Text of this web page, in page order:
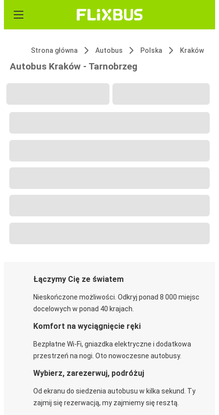
Strona główna Autobus Polska Kraków
Autobus Kraków - Tarnobrzeg
Łączymy Cię ze światem
Nieskończone możliwości. Odkryj ponad 8 000 miejsc
docelowych w ponad 40 krajach.
Komfort na wyciągnięcie ręki
Bezpłatne Wi-Fi, gniazdka elektryczne i dodatkowa
przestrzeń na nogi. Oto nowoczesne autobusy.
Wybierz, zarezerwuj, podróżuj
Od ekranu do siedzenia autobusu w kilka sekund. Ty
zajmij się rezerwacją, my zajmiemy się resztą.